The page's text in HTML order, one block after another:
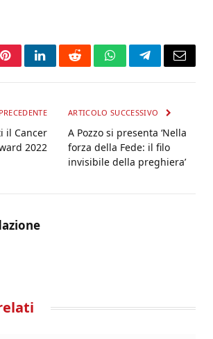
PinterestLinkedInRedditWhatsAppTelegramEmail
il Cancer
2022
ARTICOLO SUCCESSIVO
A Pozzo si presenta ‘Nella
forza della Fede: il filo
invisibile della preghiera’